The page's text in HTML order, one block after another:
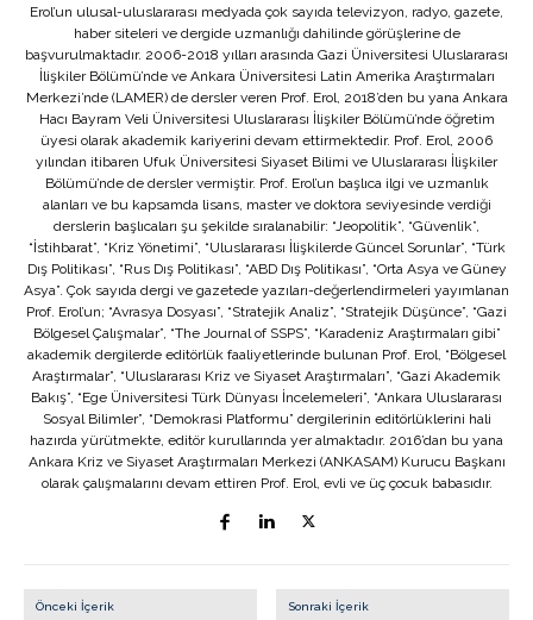
Erol’un ulusal-uluslararası medyada çok sayıda televizyon, radyo, gazete,
haber siteleri ve dergide uzmanlığı dahilinde görüşlerine de
başvurulmaktadır. 2006-2018 yılları arasında Gazi Üniversitesi Uluslararası
İlişkiler Bölümü’nde ve Ankara Üniversitesi Latin Amerika Araştırmaları
Merkezi’nde (LAMER) de dersler veren Prof. Erol, 2018’den bu yana Ankara
Hacı Bayram Veli Üniversitesi Uluslararası İlişkiler Bölümü’nde öğretim
üyesi olarak akademik kariyerini devam ettirmektedir. Prof. Erol, 2006
yılından itibaren Ufuk Üniversitesi Siyaset Bilimi ve Uluslararası İlişkiler
Bölümü’nde de dersler vermiştir. Prof. Erol’un başlıca ilgi ve uzmanlık
alanları ve bu kapsamda lisans, master ve doktora seviyesinde verdiği
derslerin başlıcaları şu şekilde sıralanabilir: “Jeopolitik”, “Güvenlik”,
“İstihbarat”, “Kriz Yönetimi”, “Uluslararası İlişkilerde Güncel Sorunlar”, “Türk
Dış Politikası”, “Rus Dış Politikası”, “ABD Dış Politikası”, “Orta Asya ve Güney
Asya”. Çok sayıda dergi ve gazetede yazıları-değerlendirmeleri yayımlanan
Prof. Erol’un; “Avrasya Dosyası”, “Stratejik Analiz”, “Stratejik Düşünce”, “Gazi
Bölgesel Çalışmalar”, “The Journal of SSPS”, “Karadeniz Araştırmaları gibi”
akademik dergilerde editörlük faaliyetlerinde bulunan Prof. Erol, “Bölgesel
Araştırmalar”, “Uluslararası Kriz ve Siyaset Araştırmaları”, “Gazi Akademik
Bakış”, “Ege Üniversitesi Türk Dünyası İncelemeleri”, “Ankara Uluslararası
Sosyal Bilimler”, “Demokrasi Platformu” dergilerinin editörlüklerini hali
hazırda yürütmekte, editör kurullarında yer almaktadır. 2016’dan bu yana
Ankara Kriz ve Siyaset Araştırmaları Merkezi (ANKASAM) Kurucu Başkanı
olarak çalışmalarını devam ettiren Prof. Erol, evli ve üç çocuk babasıdır.
Önceki İçerik Sonraki İçerik